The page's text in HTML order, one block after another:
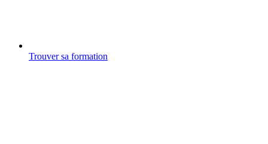
Trouver sa formation